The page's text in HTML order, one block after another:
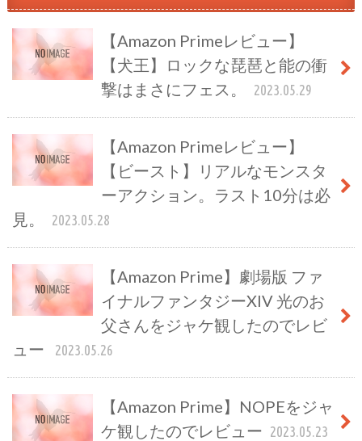
【Amazon Primeレビュー】
【犬王】ロックな琵琶と能の衝
撃はまさにフェス。
2023.05.29
【Amazon Primeレビュー】
【ビースト】リアルなモンスタ
ーアクション。ラスト10分は必
見。
2023.05.28
【Amazon Prime】劇場版 ファ
イナルファンタジーXIV 光のお
父さんをジャケ観したのでレビ
ュー
2023.05.26
【Amazon Prime】NOPEをジャ
ケ観したのでレビュー 2023.05.23